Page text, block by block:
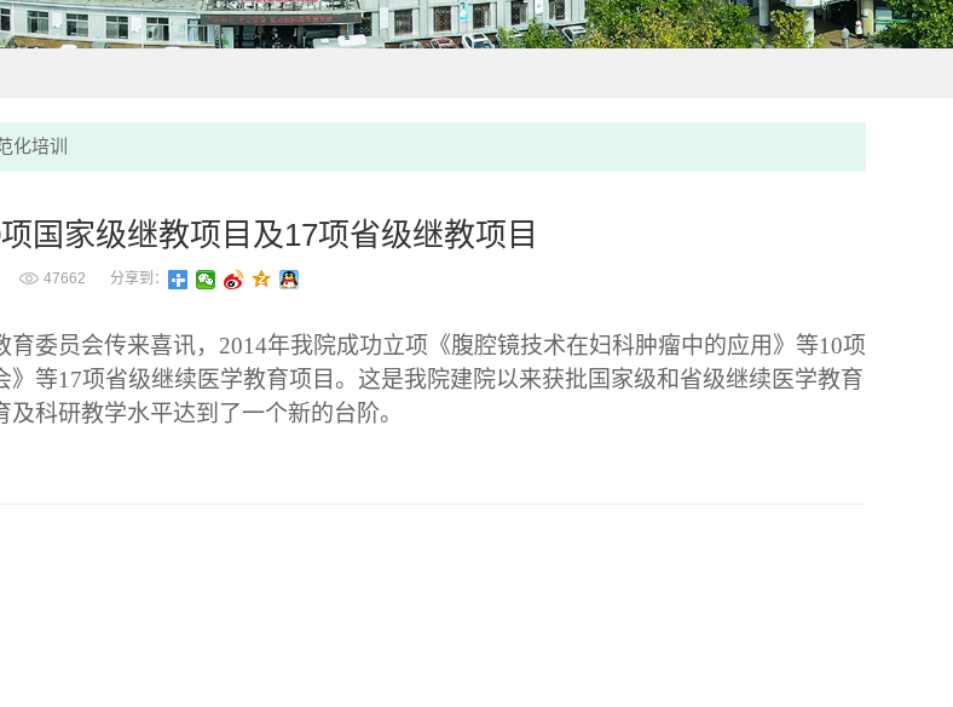
化培训
国家级继教项目及17项省级继教项目
47662 分享到：
委员会传来喜讯，2014年我院成功立项《腹腔镜技术在妇科肿瘤中的应用》等10项
等17项省级继续医学教育项目。这是我院建院以来获批国家级和省级继续医学教育
科研教学水平达到了一个新的台阶。